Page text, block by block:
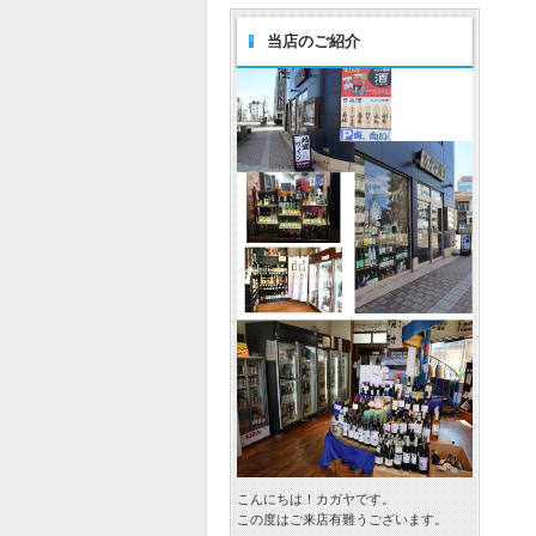
当店のご紹介
こんにちは！カガヤです。
この度はご来店有難うございます。